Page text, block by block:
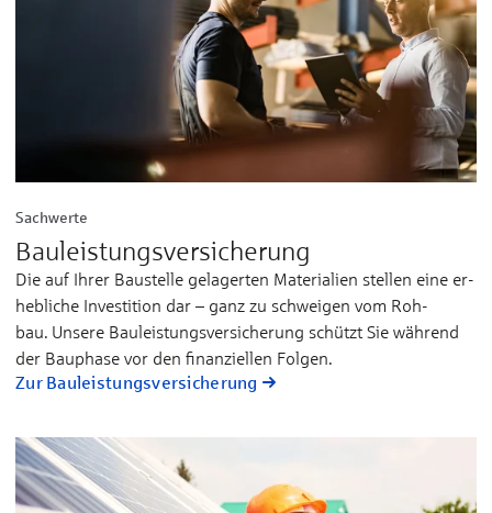
Sachwerte
Bauleistungs­versicherung
Die auf Ih­rer Bau­stel­le ge­la­ger­ten Ma­te­ria­lien stel­len ei­ne er­
heb­li­che In­ves­ti­tion dar – ganz zu schwei­gen vom Roh­
bau. Un­se­re Bau­leis­tungs­ver­si­che­rung schützt Sie wäh­rend
der Bau­pha­se vor den fi­nan­ziel­len Fol­gen.
Zur Bauleistungs­versicherung